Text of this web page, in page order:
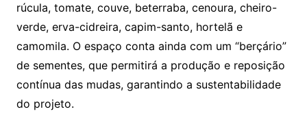
rúcula, tomate, couve, beterraba, cenoura, cheiro-
verde, erva-cidreira, capim-santo, hortelã e
camomila. O espaço conta ainda com um “berçário”
de sementes, que permitirá a produção e reposição
contínua das mudas, garantindo a sustentabilidade
do projeto.